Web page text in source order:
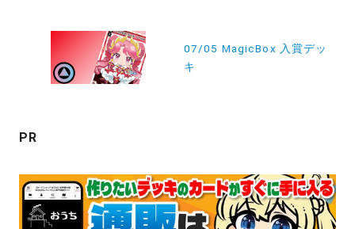
ン
07/05 MagicBox 入賞デッ
キ
PR